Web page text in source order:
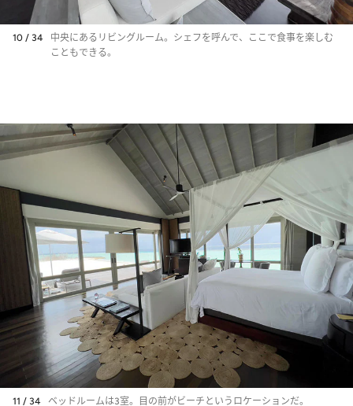
10 / 34
中央にあるリビングルーム。シェフを呼んで、ここで食事を楽しむ
こともできる。
11 / 34 ベッドルームは3室。目の前がビーチというロケーションだ。